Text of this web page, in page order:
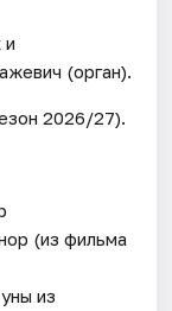
и
(орган).
2026/27).
(из фильма
из